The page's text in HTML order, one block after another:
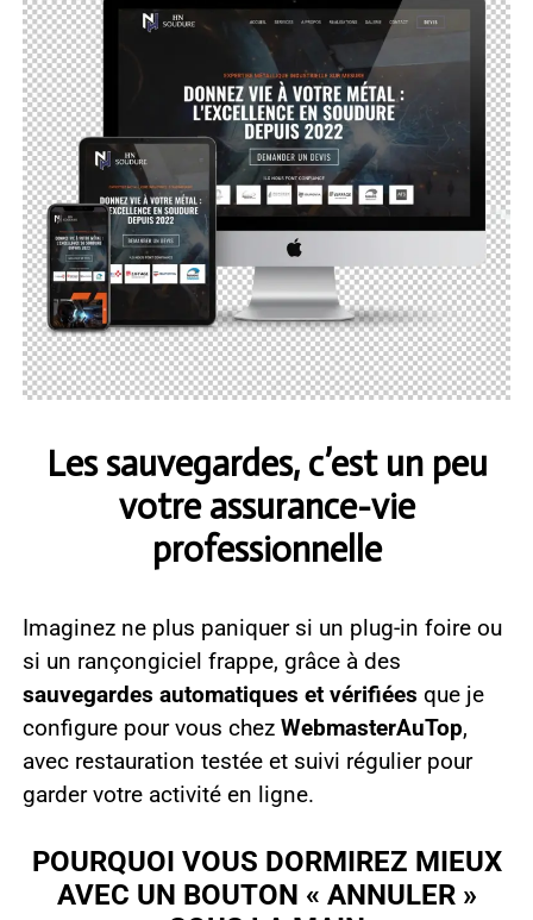
Les sauvegardes, c’est un peu
votre assurance-vie
professionnelle
Imaginez ne plus paniquer si un plug-in foire ou
si un rançongiciel frappe, grâce à des
sauvegardes automatiques et vérifiées que je
configure pour vous chez WebmasterAuTop,
avec restauration testée et suivi régulier pour
garder votre activité en ligne.
POURQUOI VOUS DORMIREZ MIEUX
AVEC UN BOUTON « ANNULER »